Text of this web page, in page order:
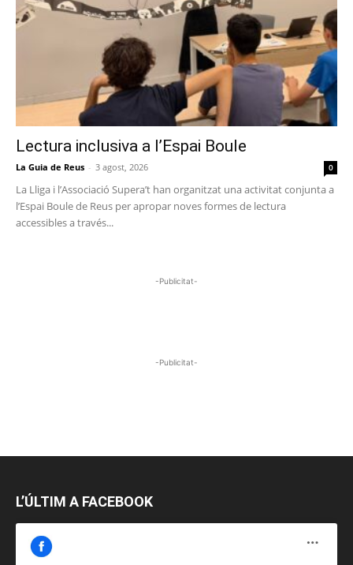
Lectura inclusiva a l’Espai Boule
La Guia de Reus - 3 agost, 2026 0
La Lliga i l’Associació Supera’t han organitzat una activitat conjunta a
l’Espai Boule de Reus per apropar noves formes de lectura
accessibles a través...
-Publicitat-
-Publicitat-
L’ÚLTIM A FACEBOOK